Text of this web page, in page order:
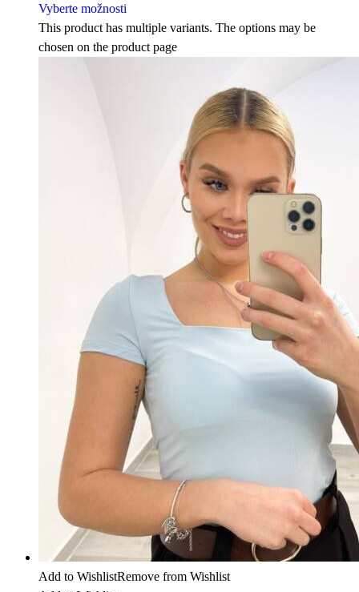
Vyberte možnosti
This product has multiple variants. The options may be
chosen on the product page
Add to WishlistRemove from Wishlist